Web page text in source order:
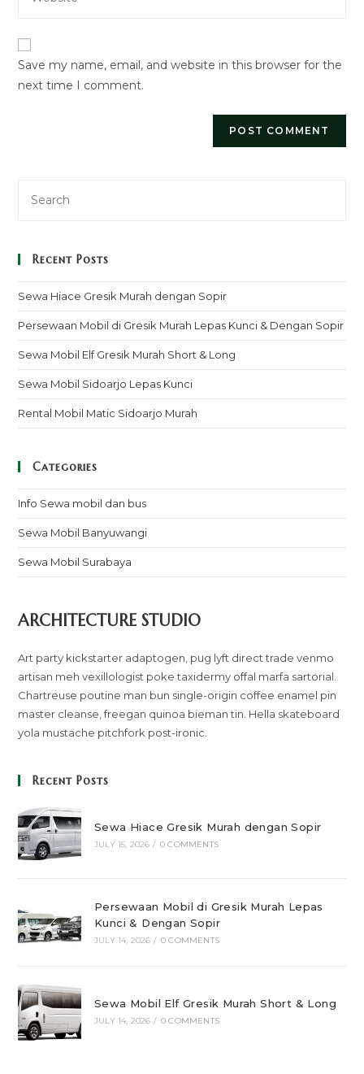
your
URL
(optional)
Save my name, email, and website in this browser for the
next time I comment.
Recent Posts
Sewa Hiace Gresik Murah dengan Sopir
Persewaan Mobil di Gresik Murah Lepas Kunci & Dengan Sopir
Sewa Mobil Elf Gresik Murah Short & Long
Sewa Mobil Sidoarjo Lepas Kunci
Rental Mobil Matic Sidoarjo Murah
Categories
Info Sewa mobil dan bus
Sewa Mobil Banyuwangi
Sewa Mobil Surabaya
ARCHITECTURE STUDIO
Art party kickstarter adaptogen, pug lyft direct trade venmo
artisan meh vexillologist poke taxidermy offal marfa sartorial.
Chartreuse poutine man bun single-origin coffee enamel pin
master cleanse, freegan quinoa bieman tin. Hella skateboard
yola mustache pitchfork post-ironic.
Recent Posts
Sewa Hiace Gresik Murah dengan Sopir
JULY 15, 2026 / 0 COMMENTS
Persewaan Mobil di Gresik Murah Lepas
Kunci & Dengan Sopir
JULY 14, 2026 / 0 COMMENTS
Sewa Mobil Elf Gresik Murah Short & Long
JULY 14, 2026 / 0 COMMENTS